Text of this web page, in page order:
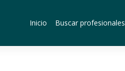
Inicio Buscar profesionales